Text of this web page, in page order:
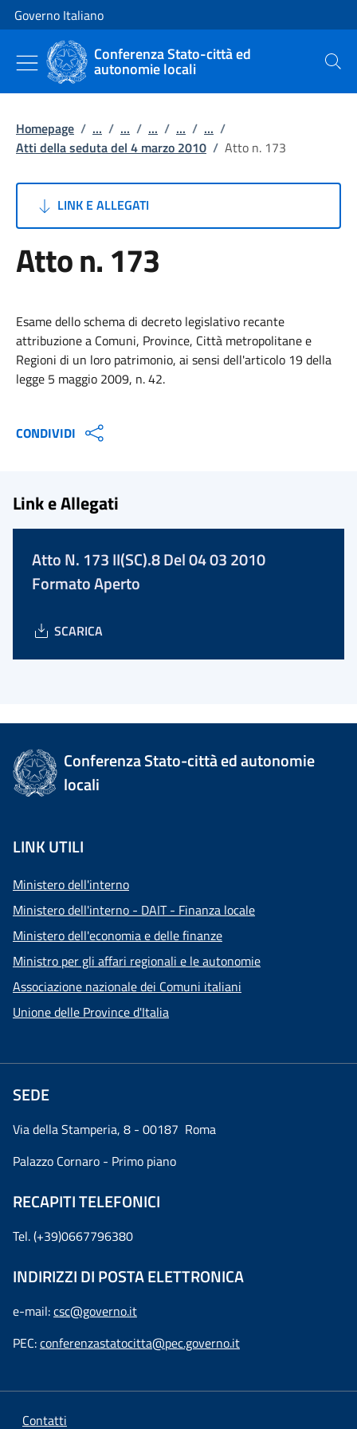
Vai al contenuto
Vai alla navigazione del sito
Governo Italiano
Conferenza Stato-città ed
autonomie locali Cerca
Homepage / ... / ... / ... / ... / ... /
Atti della seduta del 4 marzo 2010 / Atto n. 173
LINK E ALLEGATI
Atto n. 173
Esame dello schema di decreto legislativo recante
attribuzione a Comuni, Province, Città metropolitane e
Regioni di un loro patrimonio, ai sensi dell'articolo 19 della
legge 5 maggio 2009, n. 42.
CONDIVIDI
Link e Allegati
Atto N. 173 II(SC).8 Del 04 03 2010
Formato Aperto
SCARICA
Conferenza Stato-città ed autonomie
locali
LINK UTILI
Ministero dell'interno
Ministero dell'interno - DAIT - Finanza locale
Ministero dell'economia e delle finanze
Ministro per gli affari regionali e le autonomie
Associazione nazionale dei Comuni italiani
Unione delle Province d'Italia
SEDE
Via della Stamperia, 8 - 00187 Roma
Palazzo Cornaro - Primo piano
RECAPITI TELEFONICI
Tel. (+39)0667796380
INDIRIZZI DI POSTA ELETTRONICA
e-mail:csc@governo.it
PEC:conferenzastatocitta@pec.governo.it
Contatti